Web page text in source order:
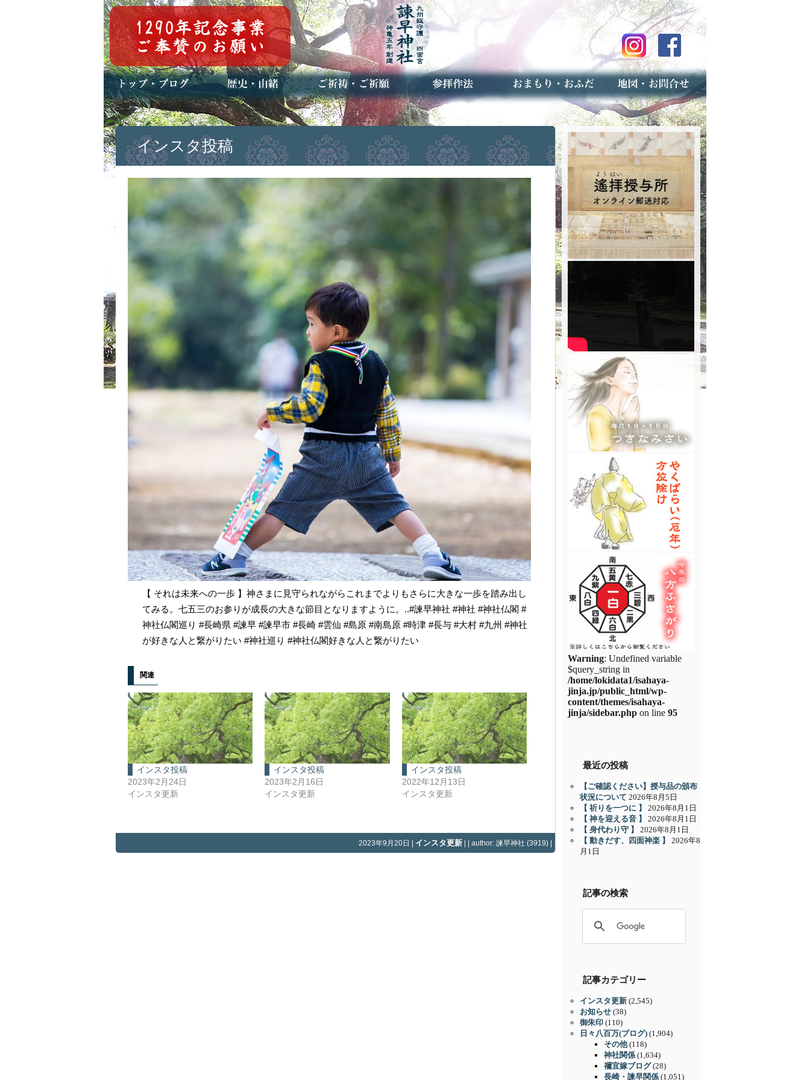
トップページ
ブログ(日々八百万)
お知らせ一覧 歴史・ご祭神
年中行事
メディア掲載 ご祈祷・ご祈願とは
安産祈願
初宮参り
七五三詣
長寿のお祝い
神前結婚式
厄祓い・方位除け
車のお祓い
地鎮祭
神葬祭（神式の葬儀） 神社とは
お参りの作法 授与品のご案内
お焚き上げ（古いお守りのお取り扱い）
アクセスマップ
予約者専用フォーム（事前受付）
インスタ投稿
【 それは未来への一歩 】神さまに見守られながらこれまでよりもさらに大きな一歩を踏み出し
てみる。七五三のお参りが成長の大きな節目となりますように。..#諫早神社 #神社 #神社仏閣 #
神社仏閣巡り #長崎県 #諫早 #諫早市 #長崎 #雲仙 #島原 #南島原 #時津 #長与 #大村 #九州 #神社
が好きな人と繋がりたい #神社巡り #神社仏閣好きな人と繋がりたい
関連
インスタ投稿
2023年2月24日
インスタ更新
インスタ投稿
2023年2月16日
インスタ更新
インスタ投稿
2022年12月13日
インスタ更新
2023年9月20日 | インスタ更新 | | author: 諫早神社 (3919) |
Warning: Undefined variable
$query_string in
/home/lokidata1/isahaya-
jinja.jp/public_html/wp-
content/themes/isahaya-
jinja/sidebar.php on line 95
最近の投稿
【ご確認ください】授与品の頒布
状況について 2026年8月5日
【 祈りを一つに 】
2026年8月1日
【 神を迎える音 】
2026年8月1日
【 身代わり守 】
2026年8月1日
【 動きだす、四面神楽 】
2026年8
月1日
記事の検索
記事カテゴリー
インスタ更新 (2,545)
お知らせ (38)
御朱印 (110)
日々八百万(ブログ) (1,904)
その他(118)
神社関係 (1,634)
禰宜嫁ブログ(28)
長崎・諫早関係 (1,051)